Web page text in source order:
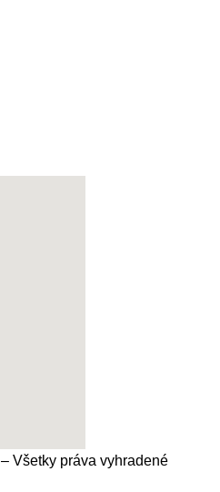
– Všetky práva vyhradené